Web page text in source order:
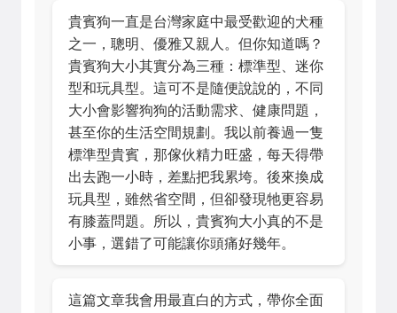
貴賓狗一直是台灣家庭中最受歡迎的犬種
之一，聰明、優雅又親人。但你知道嗎？
貴賓狗大小其實分為三種：標準型、迷你
型和玩具型。這可不是隨便說說的，不同
大小會影響狗狗的活動需求、健康問題，
甚至你的生活空間規劃。我以前養過一隻
標準型貴賓，那傢伙精力旺盛，每天得帶
出去跑一小時，差點把我累垮。後來換成
玩具型，雖然省空間，但卻發現牠更容易
有膝蓋問題。所以，貴賓狗大小真的不是
小事，選錯了可能讓你頭痛好幾年。
這篇文章我會用最直白的方式，帶你全面